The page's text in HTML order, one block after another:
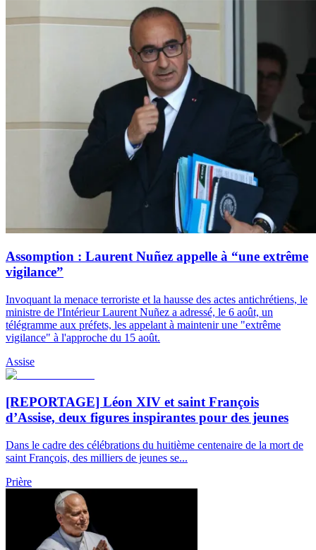
Assomption : Laurent Nuñez appelle à “une extrême
vigilance”
Invoquant la menace terroriste et la hausse des actes antichrétiens, le
ministre de l'Intérieur Laurent Nuñez a adressé, le 6 août, un
télégramme aux préfets, les appelant à maintenir une "extrême
vigilance" à l'approche du 15 août.
Assise
[REPORTAGE] Léon XIV et saint François
d’Assise, deux figures inspirantes pour des jeunes
Dans le cadre des célébrations du huitième centenaire de la mort de
saint François, des milliers de jeunes se...
Prière